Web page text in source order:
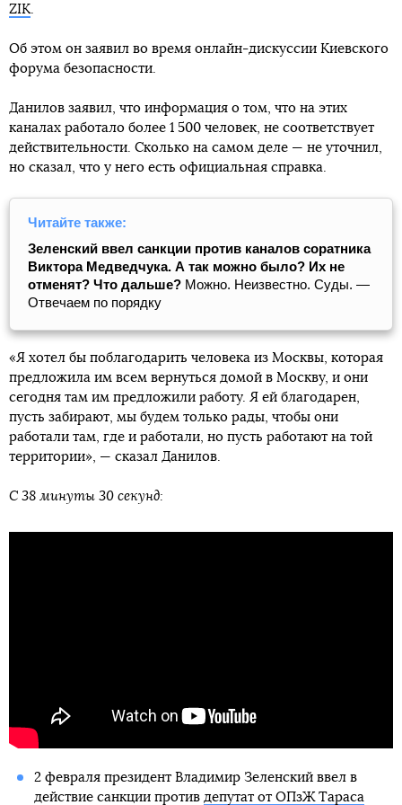
ресурсом Украины. Телеканалы в
совместном
заявлении
обоснованные рекомендации для блокировки каналов
Медведчука
Зеленский заявил, что Украина поддерживает свободу
слова, но не тогда, когдапропаганду финансирует
страна-агрессор.
ZIK.
Об этом он заявил во время онлайн-дискуссии Киевского
форума безопасности.
Данилов заявил, что информация о том, что на этих
каналах работало более 1 500 человек, не соответствует
действительности. Сколько на самом деле — не уточнил,
но сказал, что у него есть официальная справка.
Читайте также:
Зеленский ввел санкции против каналов соратника
Виктора Медведчука. А так можно было? Их не
отменят? Что дальше? Можно. Неизвестно. Суды. —
Отвечаем по порядку
«Я хотел бы поблагодарить человека из Москвы, которая
предложила им всем вернуться домой в Москву, и они
сегодня там им предложили работу. Я ей благодарен,
пусть забирают, мы будем только рады, чтобы они
работали там, где и работали, но пусть работают на той
территории», — сказал Данилов.
С 38 минуты 30 секунд:
2 февраля президент Владимир Зеленский ввел в
действие санкции против депутат от ОПзЖ Тараса